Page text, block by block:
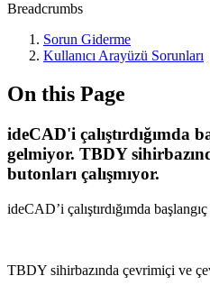
Breadcrumbs
Sorun Giderme
Kullanıcı Arayüzü Sorunları
On this Page
ideCAD'i çalıştırdığımda
gelmiyor. TBDY
butonları çalışmıyor.
ideCAD’i çalıştırdığımda
TBDY sihirbazında çevrimiçi ve